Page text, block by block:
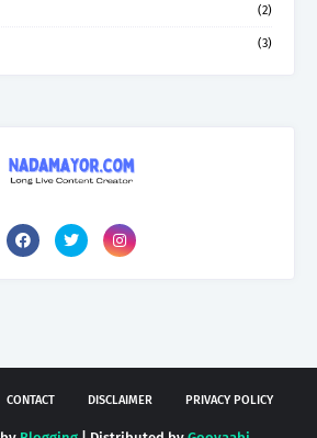
(2)
(3)
CONTACT DISCLAIMER PRIVACY POLICY